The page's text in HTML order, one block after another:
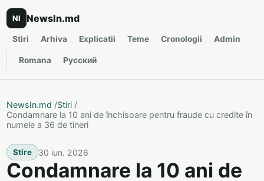
NI NewsIn.md
Stiri Arhiva Explicatii Teme Cronologii Admin
Romana Русский
NewsIn.md /Stiri /
Condamnare la 10 ani de închisoare pentru fraude cu credite în
numele a 36 de tineri
Stire 30 iun. 2026
Condamnare la 10 ani de